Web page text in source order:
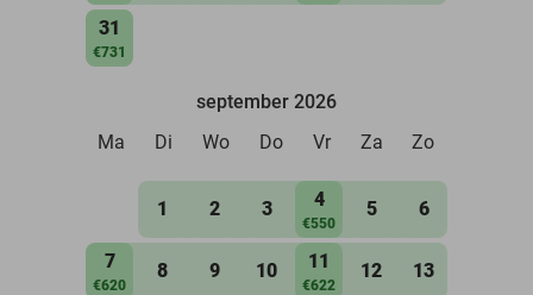
31
€731
september 2026
Ma
Di Wo Do Vr Za Zo
1 2 3 4
€550
5 6
7
€620
8 9 10 11
€622
12 13